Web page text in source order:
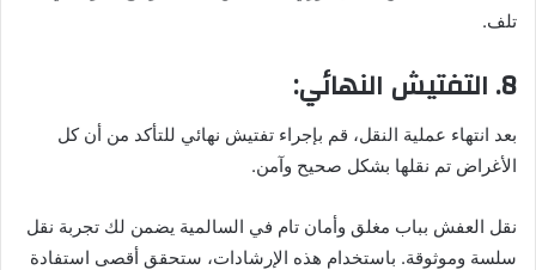
تلف.
8. التفتيش النهائي:
بعد انتهاء عملية النقل، قم بإجراء تفتيش نهائي للتأكد من أن كل
الأغراض تم نقلها بشكل صحيح وآمن.
نقل العفش بباب مغلق وأمان تام في السالمية يضمن لك تجربة نقل
سلسة وموثوقة. باستخدام هذه الإرشادات، ستحقق أقصى استفادة